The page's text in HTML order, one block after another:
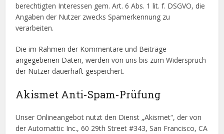
berechtigten Interessen gem. Art. 6 Abs. 1 lit. f. DSGVO, die
Angaben der Nutzer zwecks Spamerkennung zu
verarbeiten.
Die im Rahmen der Kommentare und Beiträge
angegebenen Daten, werden von uns bis zum Widerspruch
der Nutzer dauerhaft gespeichert.
Akismet Anti-Spam-Prüfung
Unser Onlineangebot nutzt den Dienst „Akismet“, der von
der Automattic Inc., 60 29th Street #343, San Francisco, CA